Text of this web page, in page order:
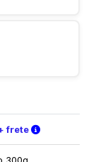
frete Verifique